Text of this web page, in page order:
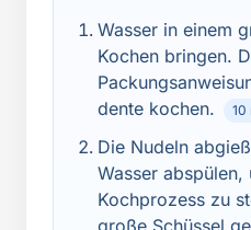
Wasser in einem
Kochen bringen.
dente kochen.
10
Die Nudeln
Wasser abspülen,
Kochprozess zu
große Schüssel